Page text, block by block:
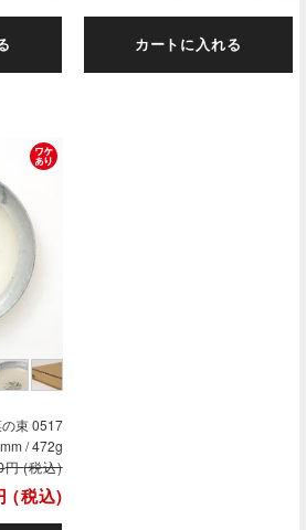
カートに入れる
束 0517
/ 472g
円(税込)
(税込)